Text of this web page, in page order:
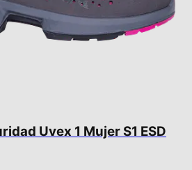
Uvex 1 Mujer S1 ESD